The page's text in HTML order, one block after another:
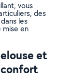
vous
des
les
mise en
et